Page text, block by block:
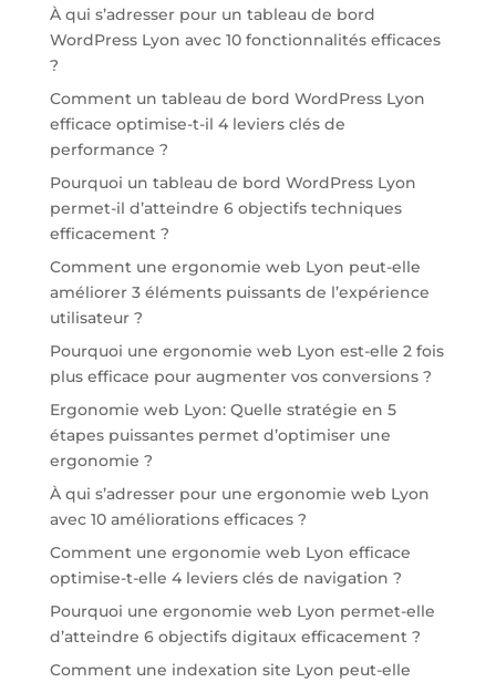
À qui s’adresser pour un tableau de bord
WordPress Lyon avec 10 fonctionnalités efficaces
?
Comment un tableau de bord WordPress Lyon
efficace optimise-t-il 4 leviers clés de
performance ?
Pourquoi un tableau de bord WordPress Lyon
permet-il d’atteindre 6 objectifs techniques
efficacement ?
Comment une ergonomie web Lyon peut-elle
améliorer 3 éléments puissants de l’expérience
utilisateur ?
Pourquoi une ergonomie web Lyon est-elle 2 fois
plus efficace pour augmenter vos conversions ?
Ergonomie web Lyon: Quelle stratégie en 5
étapes puissantes permet d’optimiser une
ergonomie ?
À qui s’adresser pour une ergonomie web Lyon
avec 10 améliorations efficaces ?
Comment une ergonomie web Lyon efficace
optimise-t-elle 4 leviers clés de navigation ?
Pourquoi une ergonomie web Lyon permet-elle
d’atteindre 6 objectifs digitaux efficacement ?
Comment une indexation site Lyon peut-elle